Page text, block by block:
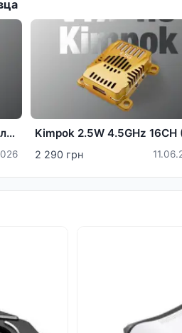
iFlight VRX 56CH 4.9-5.8G для Skyzone
2 290 грн